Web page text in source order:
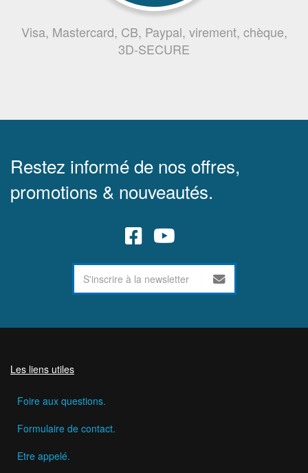
Visa, Mastercard, CB, Paypal, virement, chèque,
3D-SECURE
Restez informé de nos offres,
promotions & nouveautés.
Les liens utiles
Foire aux questions.
Formulaire de contact.
Etre appelé.